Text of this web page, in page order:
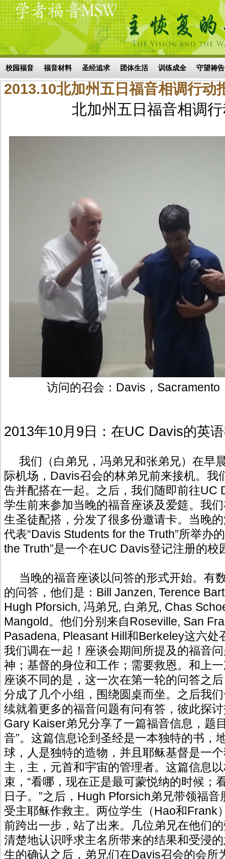
Skip to main content
搜索表单
校园福音 福音材料 圣经追求 团体生活 训练成全 守望祷告
2013.10北加州五日福音相调行动
北加州五日福音相调
访问的召会：Davis，Sacramento
2013年10月9日：在UC Davis的英
我们（白弟兄，冯弟兄和张弟兄）在早
际机场，Davis召会的林弟兄前来接机。我
告并配搭在一起。之后，我们随即前往UC
学生前来参加当晚的福音座谈及爱筵。我
生圣徒配搭，分发了很多份邀请卡。当晚
代表“Davis Students for the Truth”所举办
the Truth”是一个在UC Davis登记注册的校
当晚的福音座谈以问答的形式开始。有
的问答，他们是：Bill Janzen, Terence
Hugh Pforsich, 冯弟兄, 白弟兄, Chas
Mangold。他们分别来自Roseville, San
Pasadena, Pleasant Hill和Berkeley这六处
我们调在一起！座谈会期间所提及的福音
神；基督的身位和工作；需要救恩。和上
座谈不同的是，这一次在第一轮的问答之
分成了几个小组，围绕圆桌而坐。之后我
续就着更多的福音问题有问有答，彼此探
Gary Kaiser弟兄分享了一篇福音信息，题
音”。这篇信息论到圣经是一本独特的书，
球，人是独特的造物，并且耶稣基督是一
主，主，元首和宇宙的管理者。这篇信息
束，“看哪，现在正是最可蒙悦纳的时候；
日子。”之后，Hugh Pforsich弟兄带领福
受主耶稣作救主。两位学生（Hao和Frank
前跨出一步，站了出来。几位弟兄在他们
清楚地认识呼求主名所带来的结果和受浸
生的确认之后，弟兄们在Davis召会的会所